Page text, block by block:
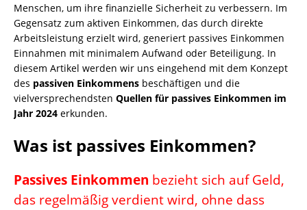
Menschen, um ihre finanzielle Sicherheit zu verbessern. Im
Gegensatz zum aktiven Einkommen, das durch direkte
Arbeitsleistung erzielt wird, generiert passives Einkommen
Einnahmen mit minimalem Aufwand oder Beteiligung. In
diesem Artikel werden wir uns eingehend mit dem Konzept
des passiven Einkommens beschäftigen und die
vielversprechendsten Quellen für passives Einkommen im
Jahr 2024 erkunden.
Was ist passives Einkommen?
Passives Einkommen bezieht sich auf Geld,
das regelmäßig verdient wird, ohne dass